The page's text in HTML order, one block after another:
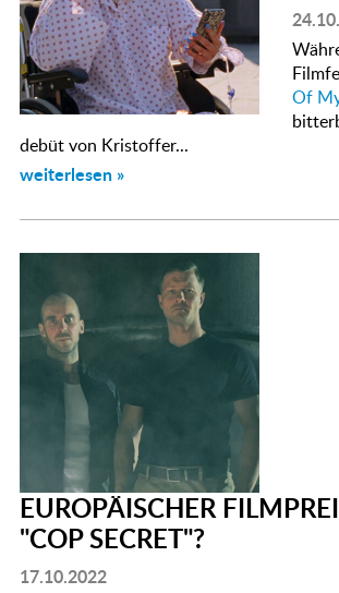
Of
debüt von Kristoffer...
weiterlesen »
EUROPÄISCHER
"COP SECRET"?
17.10.2022